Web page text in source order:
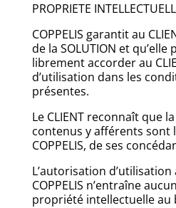
PROPRIETE
COPPELIS garantit au
de la SOLUTION et
librement accorder au
d’utilisation dans les
présentes.
Le CLIENT reconnaît que
contenus y afférents sont
COPPELIS, de ses
L’autorisation
COPPELIS n’entraîne
propriété intellectuelle au